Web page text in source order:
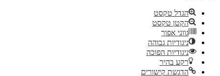
הגדל טקסט
הקטן טקסט
גווני אפור
ניגודיות גבוהה
ניגודיות הפוכה
רקע בהיר
הדגשת קישורים